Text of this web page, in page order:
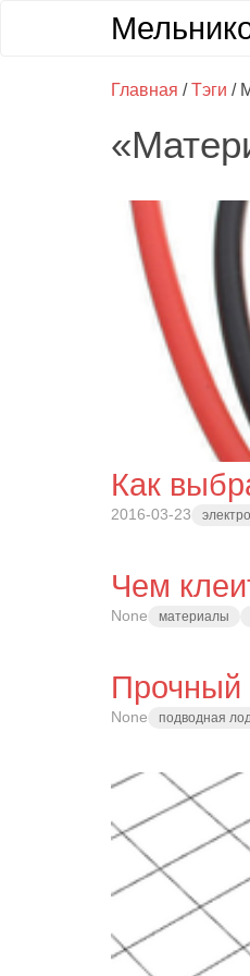
Главная /Тэги /
Как
2016-03-23
Чем
None материалы
Прочный
None подводная